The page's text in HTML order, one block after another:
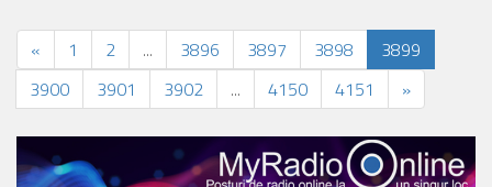
« 1 2 ... 3896 3897 3898
3899
3900
3901 3902 ... 4150 4151 »